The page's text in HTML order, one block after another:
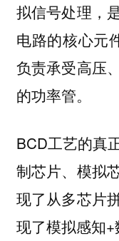
拟信号处理，
电路的核心元
负责承受高压
的功率管。
BCD工艺的真
制芯片、模拟
现了从多芯片
现了模拟感知